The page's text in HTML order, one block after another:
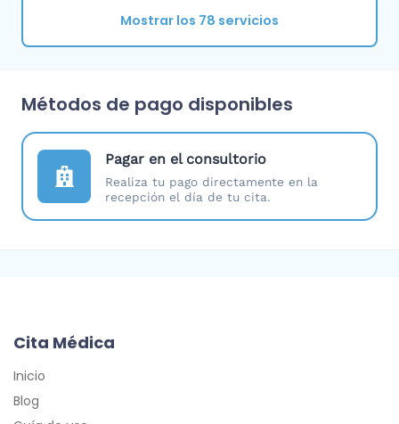
Mostrar los 78 servicios
Métodos de pago disponibles
Pagar en el consultorio
Realiza tu pago directamente en la
recepción el día de tu cita.
Cita Médica
Inicio
Blog